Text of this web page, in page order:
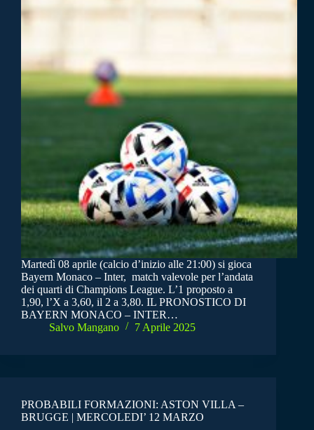
Martedì 08 aprile (calcio d’inizio alle 21:00) si gioca
Bayern Monaco – Inter, match valevole per l’andata
dei quarti di Champions League. L’1 proposto a
1,90, l’X a 3,60, il 2 a 3,80. IL PRONOSTICO DI
BAYERN MONACO – INTER…
Salvo Mangano
7 Aprile 2025
PROBABILI FORMAZIONI: ASTON VILLA –
BRUGGE | MERCOLEDI’ 12 MARZO